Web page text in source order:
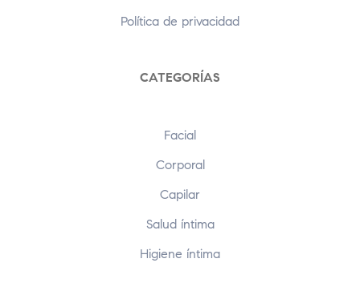
Política de privacidad
CATEGORÍAS
Facial
Corporal
Capilar
Salud íntima
Higiene íntima